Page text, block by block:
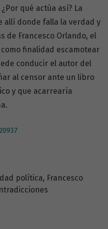
política
Francesco
qué actúa así? La
allí donde falla la verdad y
de Francesco Orlando, el
finalidad escamotear
conducir el autor del
al censor ante un libro
y que acarrearía